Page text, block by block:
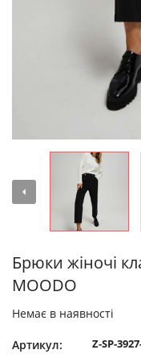
Брюки жіночі
MOODO
Немає в наявності
Артикул: Z-SP-